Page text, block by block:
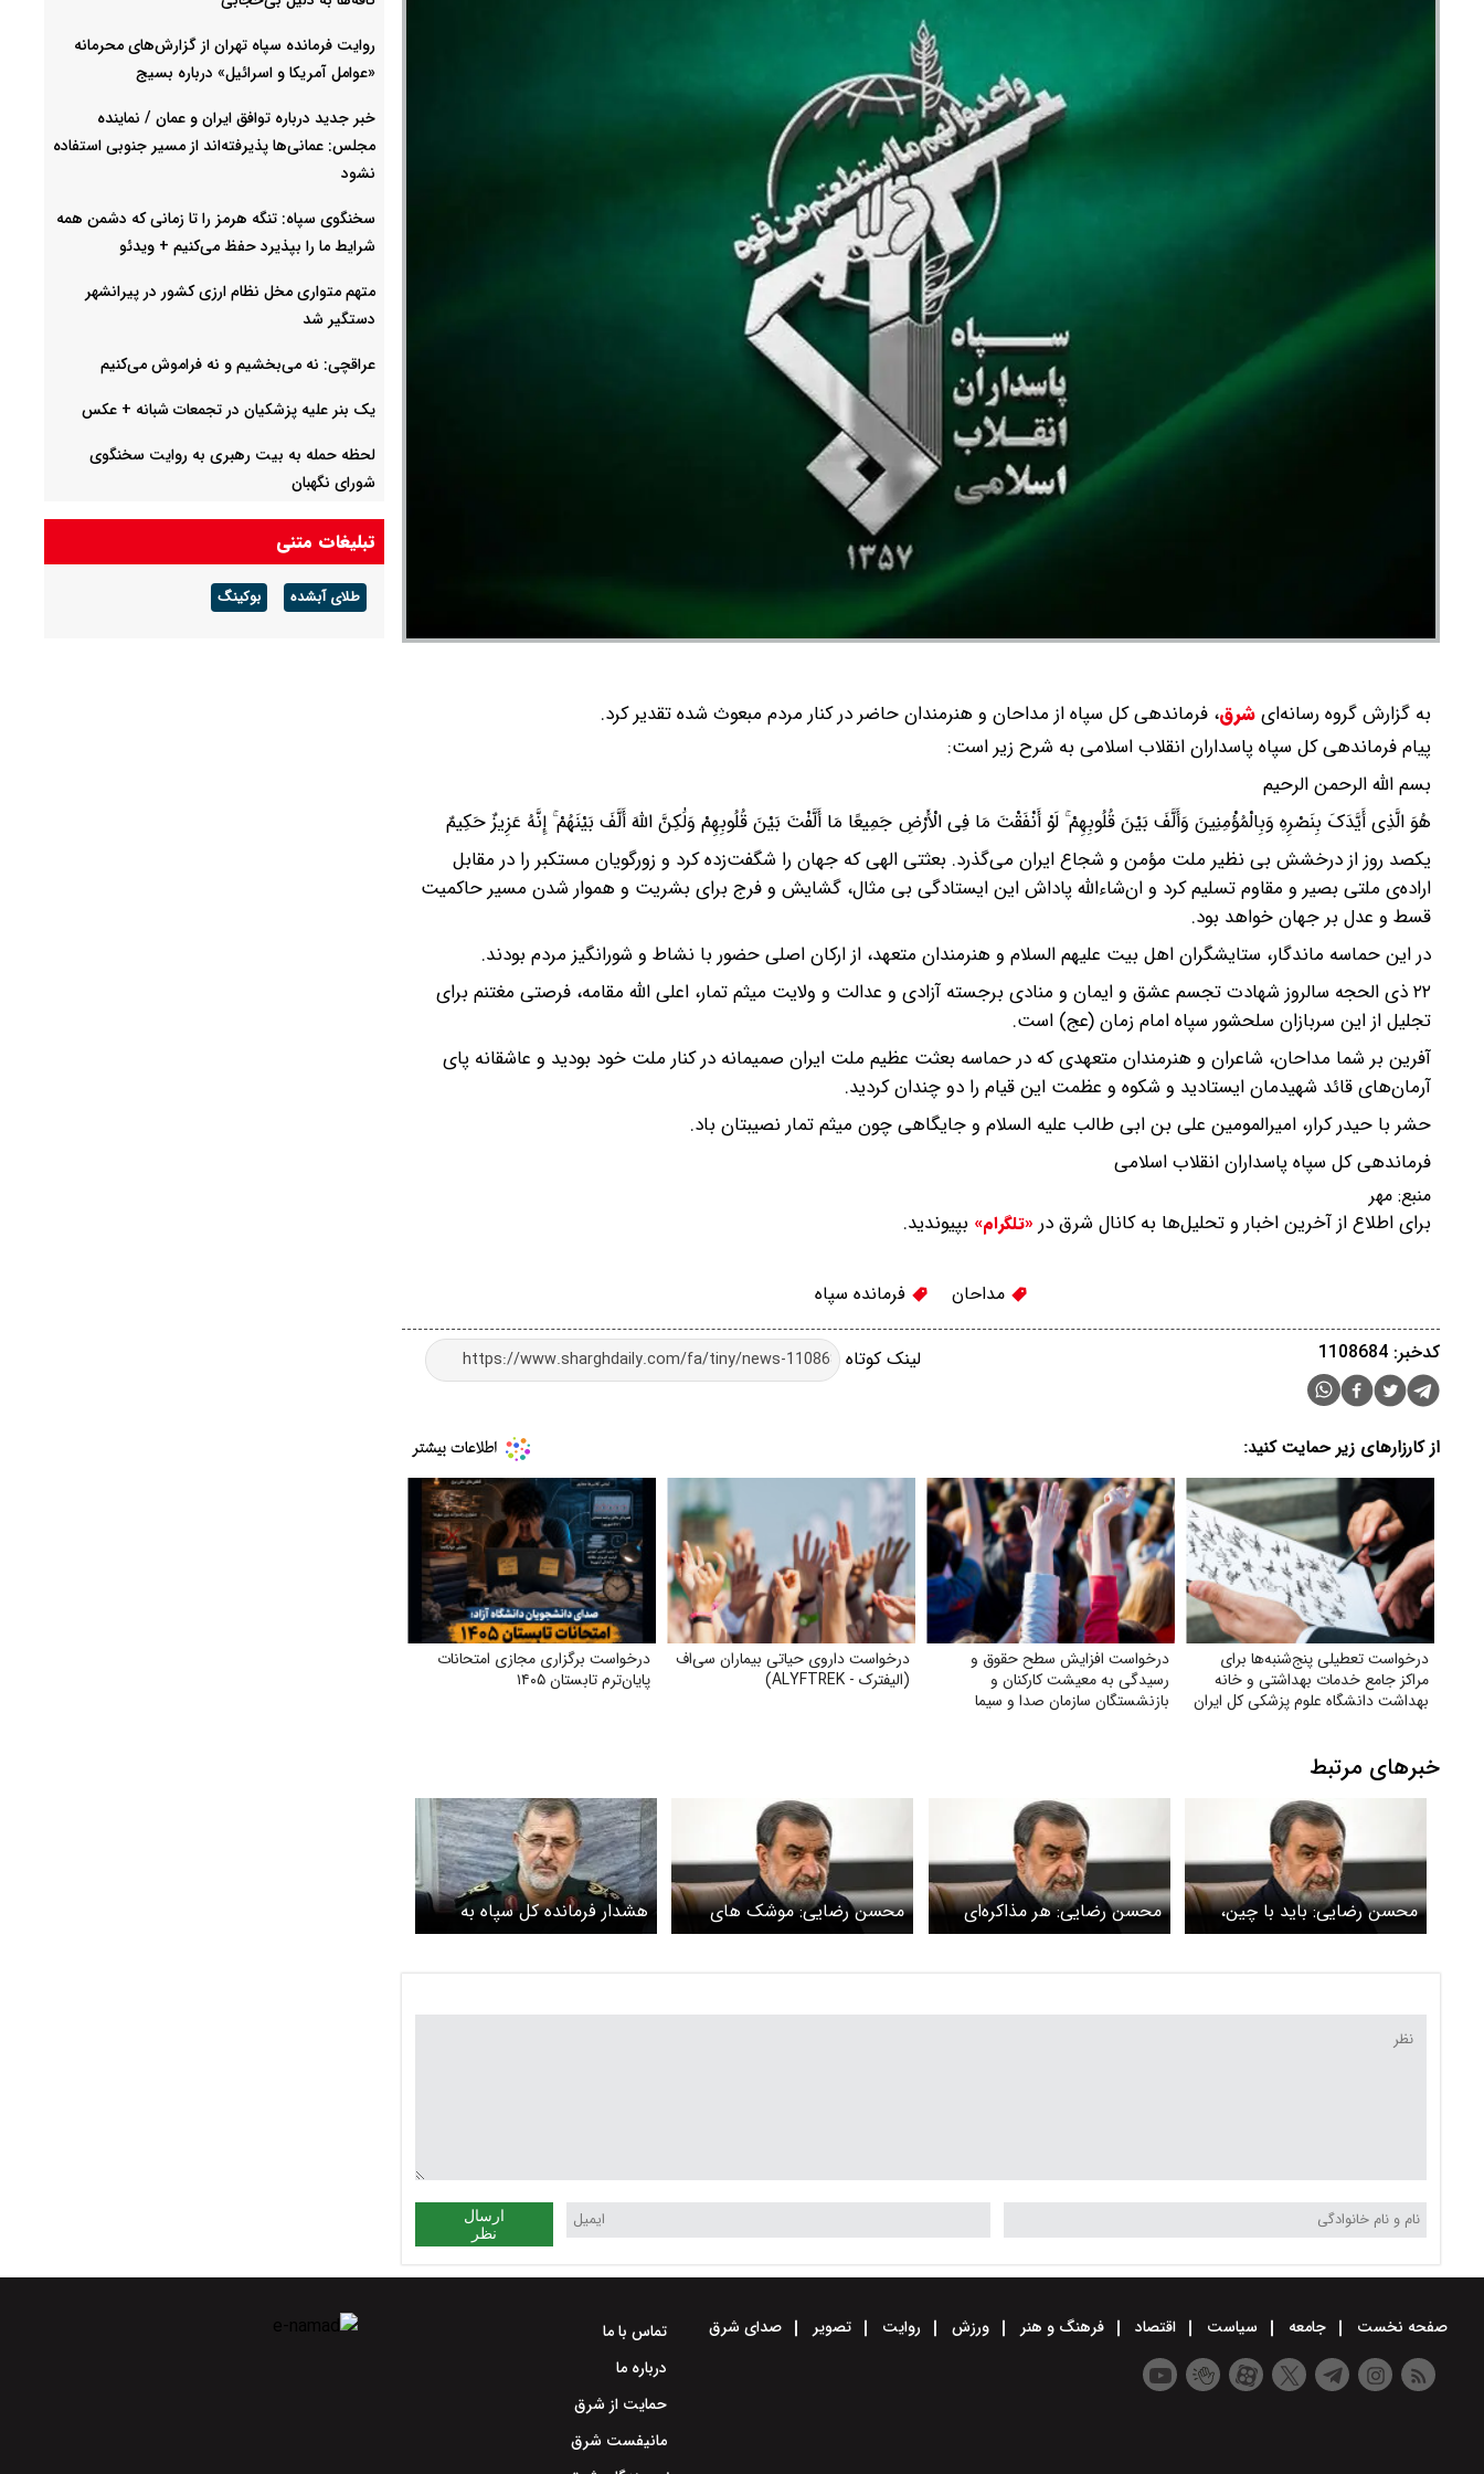
به گزارش گروه رسانه‌ایشرق، فرماندهی کل سپاه از مداحان و هنرمندان حاضر در کنار مردم مبعوث شده تقدیر کرد.
پیام فرماندهی کل سپاه پاسداران انقلاب اسلامی به شرح زیر است:
بسم الله الرحمن الرحیم
هُوَ الَّذِی أَیَّدَکَ بِنَصْرِهِ وَبِالْمُؤْمِنِینَ وَأَلَّفَ بَیْنَ قُلُوبِهِمْ ۚ لَوْ أَنْفَقْتَ مَا فِی الْأَرْضِ جَمِیعًا مَا أَلَّفْتَ بَیْنَ قُلُوبِهِمْ وَلَٰکِنَّ اللَّهَ أَلَّفَ بَیْنَهُمْ ۚ إِنَّهُ عَزِیزٌ حَکِیمٌ
یکصد روز از درخشش بی نظیر ملت مؤمن و شجاع ایران می‌گذرد. بعثتی الهی که جهان را شگفت‌زده کرد و زورگویان مستکبر را در مقابل
اراده‌ی ملتی بصیر و مقاوم تسلیم کرد و ان‌شاءالله پاداش این ایستادگی بی مثال، گشایش و فرج برای بشریت و هموار شدن مسیر حاکمیت
قسط و عدل بر جهان خواهد بود.
در این حماسه ماندگار، ستایشگران اهل بیت علیهم السلام و هنرمندان متعهد، از ارکان اصلی حضور با نشاط و شورانگیز مردم بودند.
۲۲ ذی الحجه سالروز شهادت تجسم عشق و ایمان و منادی برجسته آزادی و عدالت و ولایت میثم تمار، اعلی الله مقامه، فرصتی مغتنم برای
تجلیل از این سربازان سلحشور سپاه امام زمان (عج) است.
آفرین بر شما مداحان، شاعران و هنرمندان متعهدی که در حماسه بعثت عظیم ملت ایران صمیمانه در کنار ملت خود بودید و عاشقانه پای
آرمان‌های قائد شهیدمان ایستادید و شکوه و عظمت این قیام را دو چندان کردید.
حشر با حیدر کرار، امیرالمومین علی بن ابی طالب علیه السلام و جایگاهی چون میثم تمار نصیبتان باد.
فرماندهی کل سپاه پاسداران انقلاب اسلامی
منبع: مهر
برای اطلاع از آخرین اخبار و تحلیل‌ها به کانال شرق در «تلگرام» بپیوندید.
مداحان فرمانده سپاه
لینک کوتاه کدخبر: 1108684
از کارزارهای زیر حمایت کنید:
درخواست تعطیلی پنج‌شنبه‌ها برای
مراکز جامع خدمات بهداشتی و خانه
بهداشت دانشگاه علوم پزشکی کل ایران
درخواست افزایش سطح حقوق و
رسیدگی به معیشت کارکنان و
بازنشستگان سازمان صدا و سیما
درخواست داروی حیاتی بیماران سی‌اف
(الیفترک - ALYFTREK)
درخواست برگزاری مجازی امتحانات
پایان‌ترم تابستان ۱۴۰۵
خبرهای مرتبط
محسن رضایی: باید با چین،
روسیه، عربستان و قطر مذاکره
محسن رضایی: هر مذاکره‌ای
منوط به رضایت شروط ایران و
محسن رضایی: موشک های
ناوکُش در اختیار داریم
هشدار فرمانده کل سپاه به
ترامپ: دست به ماشه‌ایم
ارسال
نظر
روایت فرمانده سپاه تهران از گزارش‌های محرمانه
«عوامل آمریکا و اسرائیل» درباره بسیج
خبر جدید درباره توافق ایران و عمان / نماینده
مجلس: عمانی‌ها پذیرفته‌اند از مسیر جنوبی استفاده
نشود
سخنگوی سپاه: تنگه هرمز را تا زمانی که دشمن همه
شرایط ما را بپذیرد حفظ می‌کنیم + ویدئو
متهم متواری مخل نظام ارزی کشور در پیرانشهر
دستگیر شد
عراقچی: نه می‌بخشیم و نه فراموش می‌کنیم
یک بنر علیه پزشکیان در تجمعات شبانه +‌ عکس
لحظه حمله به بیت رهبری به روایت سخنگوی
شورای نگهبان
حاجی‌دلیگانی:دولت لایحه کنوانسیون دریای خزر را
به مجلس بدهد با همکاری نمایندگان انقلابی آن را
رد می‌کنیم
تبلیغات متنی
طلای آبشده بوکینگ
صفحه نخست جامعه سیاست اقتصاد فرهنگ و هنر ورزش روایت تصویر صدای شرق
تماس با ما
درباره ما
حمایت از شرق
مانیفست شرق